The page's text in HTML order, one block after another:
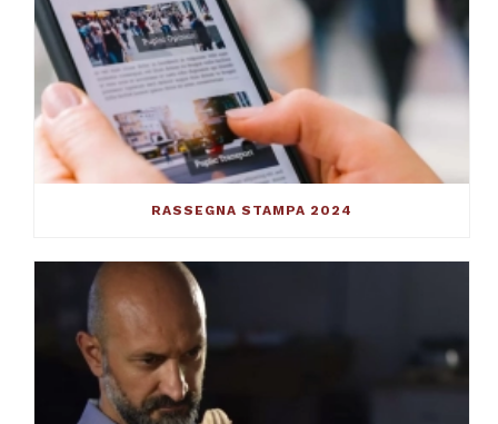
RASSEGNA STAMPA 2024